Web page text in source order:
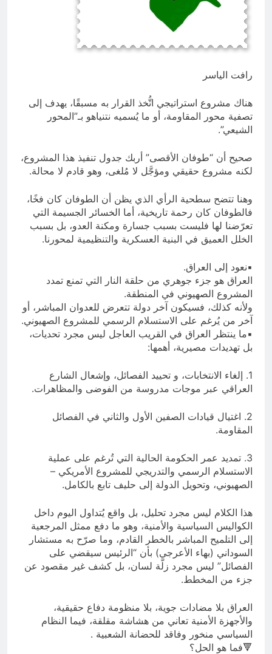
8 ساعات Ago
المخطط البياني للموت / راي الفلسفة
التجريدية للانسان
رافت الياسر
هناك مشروع استراتيجي اتُّخذ القرار به مسبقًا، يهدف إلى
تصفية محور المقاومة، أو ما يُسميه نتنياهو بـ”المحور
الشيعي”.
صحيح أن “طوفان الأقصى” أربك جدول تنفيذ هذا المشروع،
لكنه مشروع حقيقي ومؤجَّل لا مُلغى، وهو قادم لا محالة.
وهنا تتضح سطحية الرأي الذي يظن أن الطوفان كان فخًا،
فالطوفان كان رحمة تاريخية، أما الخسائر الجسيمة التي
تعرّضنا لها فليست بسبب جسارة ومكنة العدو، بل بسبب
الخلل العميق في البنية العسكرية والتنظيمية لمحورنا.
▪نعود إلى العراق.
العراق هو جزء جوهري من حلقة النار التي تمنع تمدد
المشروع الصهيوني في المنطقة.
ولأنه كذلك، فسيكون آخر دولة تتعرض للعدوان المباشر، أو
آخر من يُرغم على الاستسلام الرسمي للمشروع الصهيوني.
▪ما ينتظر العراق في القريب العاجل ليس مجرد تحديات،
بل تهديدات مصيرية، أهمها:
1. إلغاء الانتخابات، و تحييد الفصائل، وإشعال الشارع
العراقي عبر موجات مدروسة من الفوضى والمظاهرات.
2. اغتيال قيادات الصفين الأول والثاني في الفصائل
المقاومة.
3. تمديد عمر الحكومة الحالية التي تُرغم على عملية
الاستسلام الرسمي والتدريجي للمشروع الأمريكي –
الصهيوني، وتحويل الدولة إلى حليف تابع بالكامل.
هذا الكلام ليس مجرد تحليل، بل واقع يُتداول اليوم داخل
الكواليس السياسية والأمنية، وهو ما دفع ممثل المرجعية
إلى التلميح المباشر بالخطر القادم، وما صرّح به مستشار
السوداني (بهاء الأعرجي) بأن “الرئيس سيقضي على
الفصائل” ليس مجرد زلّة لسان، بل كشف غير مقصود عن
جزء من المخطط.
العراق بلا مضادات جوية، بلا منظومة دفاع حقيقية،
والأجهزة الأمنية تعاني من هشاشة مقلقة، فيما النظام
السياسي منخور وفاقد للحضانة الشعبية .
🔻فما هو الحل؟